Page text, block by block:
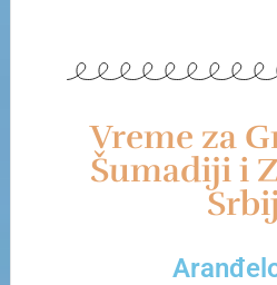
Vreme za
Šumadiji i